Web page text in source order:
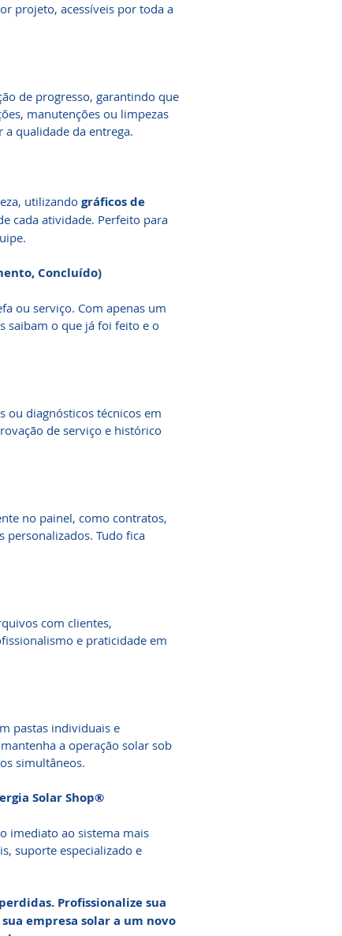
projeto, acessíveis por toda a
de progresso, garantindo que
manutenções ou limpezas
a qualidade da entrega.
utilizando gráficos de
cada atividade. Perfeito para
Concluído)
ou serviço. Com apenas um
saibam o que já foi feito e o
ou diagnósticos técnicos em
de serviço e histórico
no painel, como contratos,
personalizados. Tudo fica
com clientes,
e praticidade em
pastas individuais e
a operação solar sob
simultâneos.
Solar Shop®
imediato ao sistema mais
suporte especializado e
Profissionalize sua
empresa solar a um novo